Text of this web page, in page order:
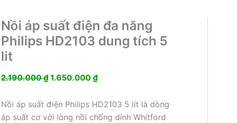
Nồi áp suất điện đa năng
Philips HD2103 dung tích 5
lit
2.190.000₫ Giá
là:
2.190.000 ₫.
1.650.000 ₫Giá
tại
là:
Nồi áp suất điện Philips HD2103 5 lít là dòng
áp suất cơ với lòng nồi chống dính Whitford